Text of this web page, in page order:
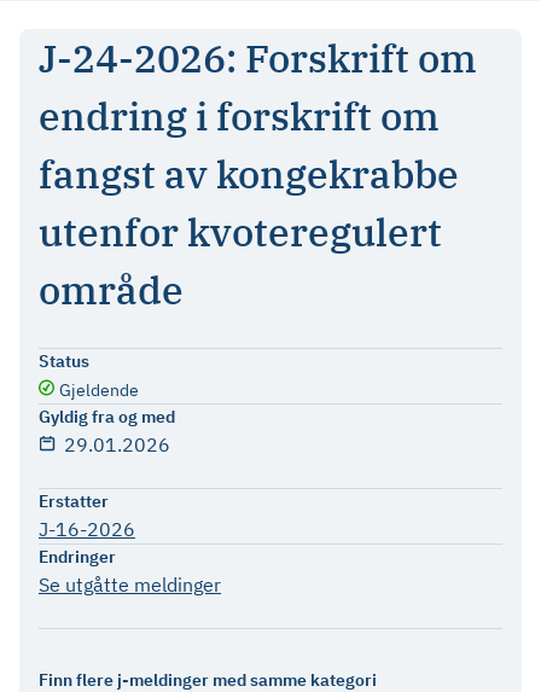
J-24-2026: Forskrift om
endring i forskrift om
fangst av kongekrabbe
utenfor kvoteregulert
område
Status
Gjeldende
Gyldig fra og med
29.01.2026
Erstatter
J-16-2026
Endringer
Se utgåtte meldinger
Finn flere j-meldinger med samme kategori